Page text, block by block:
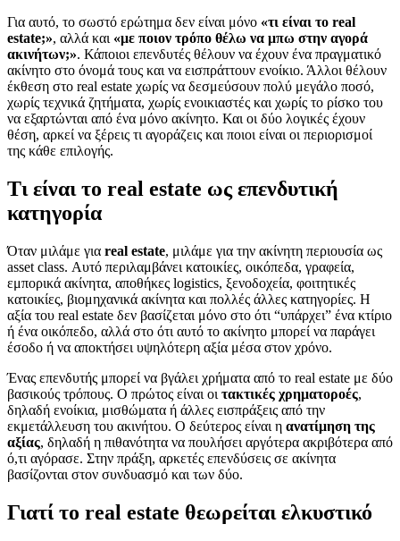
Για αυτό, το σωστό ερώτημα δεν είναι μόνο «τι είναι το real
estate;», αλλά και «με ποιον τρόπο θέλω να μπω στην αγορά
ακινήτων;». Κάποιοι επενδυτές θέλουν να έχουν ένα πραγματικό
ακίνητο στο όνομά τους και να εισπράττουν ενοίκιο. Άλλοι θέλουν
έκθεση στο real estate χωρίς να δεσμεύσουν πολύ μεγάλο ποσό,
χωρίς τεχνικά ζητήματα, χωρίς ενοικιαστές και χωρίς το ρίσκο του
να εξαρτώνται από ένα μόνο ακίνητο. Και οι δύο λογικές έχουν
θέση, αρκεί να ξέρεις τι αγοράζεις και ποιοι είναι οι περιορισμοί
της κάθε επιλογής.
Τι είναι το real estate ως επενδυτική
κατηγορία
Όταν μιλάμε για real estate, μιλάμε για την ακίνητη περιουσία ως
asset class. Αυτό περιλαμβάνει κατοικίες, οικόπεδα, γραφεία,
εμπορικά ακίνητα, αποθήκες logistics, ξενοδοχεία, φοιτητικές
κατοικίες, βιομηχανικά ακίνητα και πολλές άλλες κατηγορίες. Η
αξία του real estate δεν βασίζεται μόνο στο ότι “υπάρχει” ένα κτίριο
ή ένα οικόπεδο, αλλά στο ότι αυτό το ακίνητο μπορεί να παράγει
έσοδο ή να αποκτήσει υψηλότερη αξία μέσα στον χρόνο.
Ένας επενδυτής μπορεί να βγάλει χρήματα από το real estate με δύο
βασικούς τρόπους. Ο πρώτος είναι οι τακτικές χρηματοροές,
δηλαδή ενοίκια, μισθώματα ή άλλες εισπράξεις από την
εκμετάλλευση του ακινήτου. Ο δεύτερος είναι η ανατίμηση της
αξίας, δηλαδή η πιθανότητα να πουλήσει αργότερα ακριβότερα από
ό,τι αγόρασε. Στην πράξη, αρκετές επενδύσεις σε ακίνητα
βασίζονται στον συνδυασμό και των δύο.
Γιατί το real estate θεωρείται ελκυστικό